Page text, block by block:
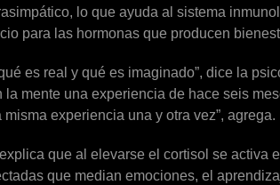
lo que ayuda al sistema
para las hormonas que producen
es real y qué es imaginado”, dice la
la mente una experiencia de hace seis
experiencia una y otra vez”, agrega.
que al elevarse el cortisol se activa
que median emociones, el